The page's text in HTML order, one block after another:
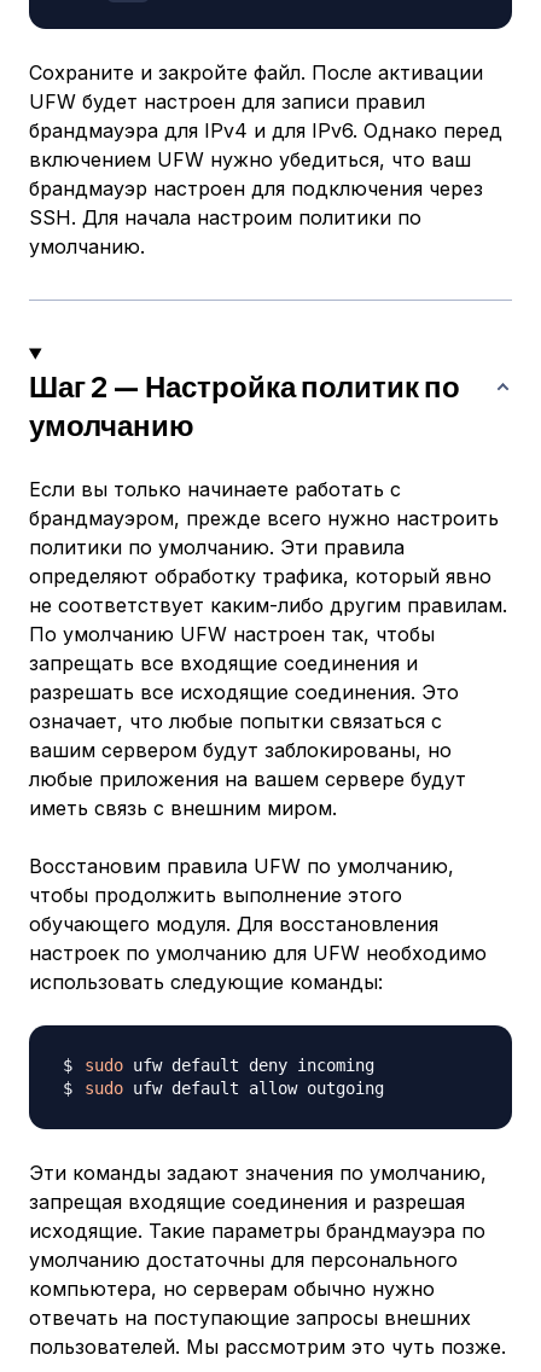
Сохраните и закройте файл. После активации
UFW будет настроен для записи правил
брандмауэра для IPv4 и для IPv6. Однако перед
включением UFW нужно убедиться, что ваш
брандмауэр настроен для подключения через
SSH. Для начала настроим политики по
умолчанию.
Шаг 2 — Настройка политик по
умолчанию
Если вы только начинаете работать с
брандмауэром, прежде всего нужно настроить
политики по умолчанию. Эти правила
определяют обработку трафика, который явно
не соответствует каким-либо другим правилам.
По умолчанию UFW настроен так, чтобы
запрещать все входящие соединения и
разрешать все исходящие соединения. Это
означает, что любые попытки связаться с
вашим сервером будут заблокированы, но
любые приложения на вашем сервере будут
иметь связь с внешним миром.
Восстановим правила UFW по умолчанию,
чтобы продолжить выполнение этого
обучающего модуля. Для восстановления
настроек по умолчанию для UFW необходимо
использовать следующие команды:
sudo
sudo
Эти команды задают значения по умолчанию,
запрещая входящие соединения и разрешая
исходящие. Такие параметры брандмауэра по
умолчанию достаточны для персонального
компьютера, но серверам обычно нужно
отвечать на поступающие запросы внешних
пользователей. Мы рассмотрим это чуть позже.